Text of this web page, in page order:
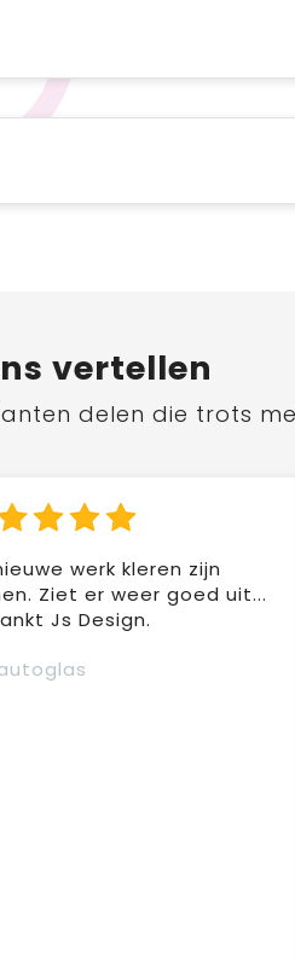
vertellen
delen die trots
werk kleren zijn
Ziet er weer goed uit...
Js Design.